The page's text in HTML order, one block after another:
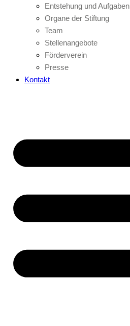
Entstehung und Aufgaben
Organe der Stiftung
Team
Stellenangebote
Förderverein
Presse
Kontakt